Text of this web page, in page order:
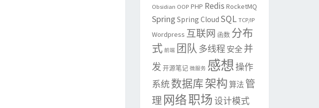
Obsidian OOP PHP Redis RocketMQ
Spring Spring Cloud SQL TCP/IP
Wordpress 互联网 函数 分布
式 前端 团队 多线程 安全 并
发 开源笔记 微服务 感想操作
系统数据库架构 算法 管
理 网络职场设计模式